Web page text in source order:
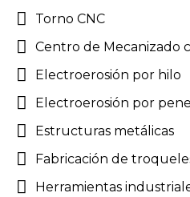
Torno CNC
Centro de Mecanizado
Electroerosión por hilo
Electroerosión por
Estructuras metálicas
Fabricación de
Herramientas